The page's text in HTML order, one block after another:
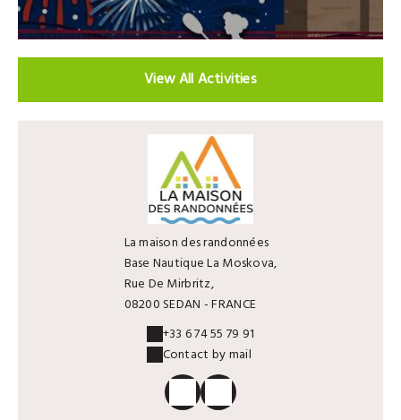
View All Activities
La maison des randonnées
Base Nautique La Moskova,
Rue De Mirbritz,
08200 SEDAN - FRANCE
+33 6 74 55 79 91
Contact by mail